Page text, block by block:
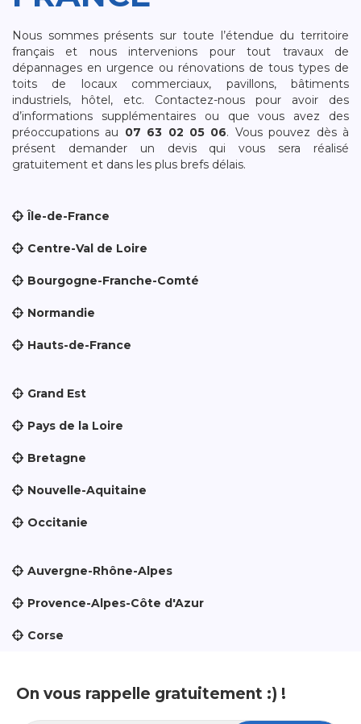
Nous sommes présents sur toute l’étendue du territoire
français et nous intervenions pour tout travaux de
dépannages en urgence ou rénovations de tous types de
toits de locaux commerciaux, pavillons, bâtiments
industriels, hôtel, etc. Contactez-nous pour avoir des
d’informations supplémentaires ou que vous avez des
préoccupations au 07 63 02 05 06. Vous pouvez dès à
présent demander un devis qui vous sera réalisé
gratuitement et dans les plus brefs délais.
Île-de-France
Centre-Val de Loire
Bourgogne-Franche-Comté
Normandie
Hauts-de-France
Grand Est
Pays de la Loire
Bretagne
Nouvelle-Aquitaine
Occitanie
Auvergne-Rhône-Alpes
Provence-Alpes-Côte d'Azur
Corse
On vous rappelle gratuitement :) !